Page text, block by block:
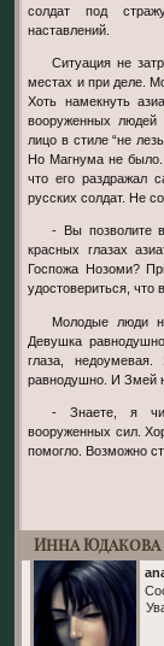
солдат под
наставлений.
Ситуация не затрагивала его совершенно, все люди Змея были на
местах и при деле.
Хоть намекнуть
вооруженных людей
лицо в стиле “не
Но Магнума не было.
что его раздражал
русских солдат. Не
- Вы позволите вмешаться? – три фигуры повернулись к нему, в
красных глазах
Госпожа Нозоми?
удостовериться, что
Молодые люди несмотря на выговор, виноватыми не выглядели.
Девушка
глаза,
равнодушно. И Змей
- Знаете, я читал о славных традициях муштры японских
вооруженных сил.
помогло. Возможно
Инна Юдакова